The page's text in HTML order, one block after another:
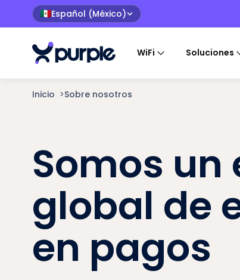
🇲🇽Español (México)
WiFi Soluciones
Inicio >Sobre nosotros
Somos un
global de
en pagos